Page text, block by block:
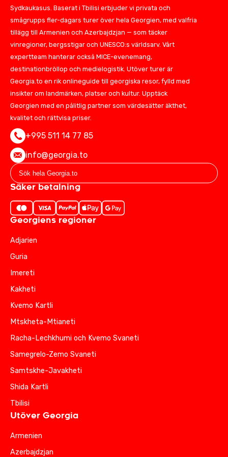
Sydkaukasus. Baserat i Tbilisi erbjuder vi privata och
smågrupps fler-dagars turer över hela Georgien, med valfria
tillägg till Armenien och Azerbajdzjan — som täcker
vinregioner, bergsstigar och UNESCO:s världsarv. Vårt
expertteam hanterar också MICE-evenemang,
destinationbröllop och medielogistik. Utöver turer är
Georgia.to en rik onlineguide till georgiska resor, fylld med
insikter om landmärken, platser och kultur. Upptäck
Georgien med en pålitlig partner som värdesätter äkthet,
kvalitet och rättvisa priser.
+995 511 14 77 85
info@georgia.to
Säker betalning
Georgiens regioner
Adjarien
Guria
Imereti
Kakheti
Kvemo Kartli
Mtskheta-Mtianeti
Racha-Lechkhumi och Kvemo Svaneti
Samegrelo-Zemo Svaneti
Samtskhe-Javakheti
Shida Kartli
Tbilisi
Utöver Georgia
Armenien
Azerbajdzjan